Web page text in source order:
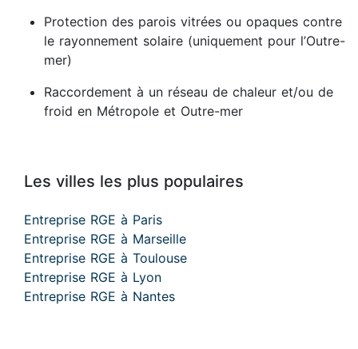
Protection des parois vitrées ou opaques contre
le rayonnement solaire (uniquement pour l’Outre-
mer)
Raccordement à un réseau de chaleur et/ou de
froid en Métropole et Outre-mer
Les villes les plus populaires
Entreprise RGE à Paris
Entreprise RGE à Marseille
Entreprise RGE à Toulouse
Entreprise RGE à Lyon
Entreprise RGE à Nantes